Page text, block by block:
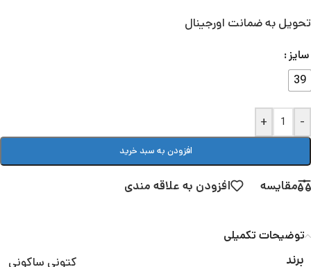
تحویل به ضمانت اورجینال
سایز
39
-
+
افزودن به سبد خرید
مقایسه افزودن به علاقه مندی
توضیحات تکمیلی
برند کتونی ساکونی